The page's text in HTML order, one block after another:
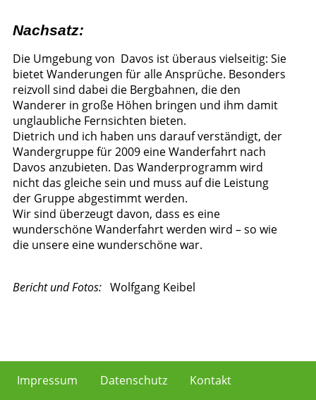
Nachsatz:
Die Umgebung von Davos ist überaus vielseitig: Sie
bietet Wanderungen für alle Ansprüche. Besonders
reizvoll sind dabei die Bergbahnen, die den
Wanderer in große Höhen bringen und ihm damit
unglaubliche Fernsichten bieten.
Dietrich und ich haben uns darauf verständigt, der
Wandergruppe für 2009 eine Wanderfahrt nach
Davos anzubieten. Das Wanderprogramm wird
nicht das gleiche sein und muss auf die Leistung
der Gruppe abgestimmt werden.
Wir sind überzeugt davon, dass es eine
wunderschöne Wanderfahrt werden wird – so wie
die unsere eine wunderschöne war.
Bericht und Fotos:Wolfgang Keibel
Impressum Datenschutz
Kontakt